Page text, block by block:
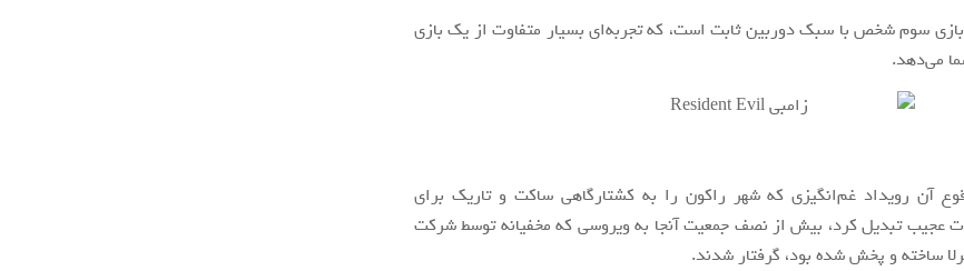
سوم شخص با سبک دوربین ثابت است، که تجربه‌ای بسیار متفاوت از یک بازی
می‌دهد.
آن رویداد غم‌انگیزی که شهر راکون را به کشتارگاهی ساکت و تاریک برای
عجیب تبدیل کرد، بیش از نصف جمعیت آنجا به ویروسی که مخفیانه توسط شرکت
ساخته و پخش شده بود، گرفتار شدند.